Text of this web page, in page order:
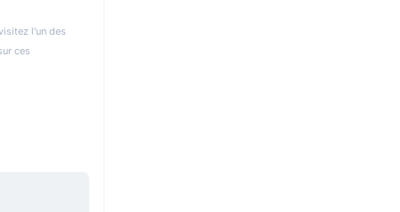
l'un des
ces